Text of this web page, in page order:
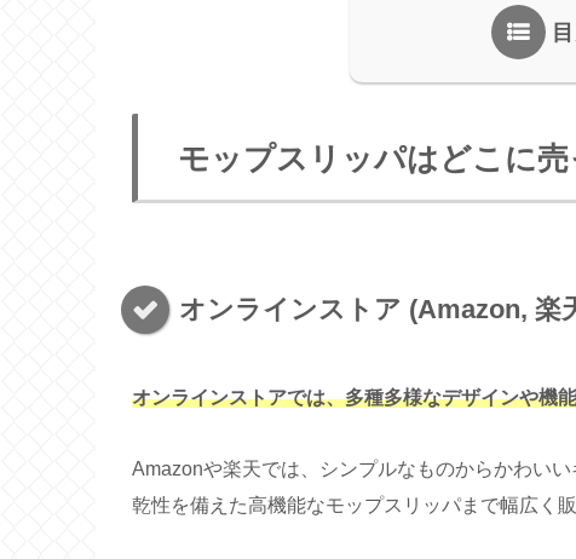
モップスリッパはどこに
オンラインストア (Amazon, 楽
オンラインストアでは、多種多様なデザインや機
Amazonや楽天では、シンプルなものからかわい
乾性を備えた高機能なモップスリッパまで幅広く